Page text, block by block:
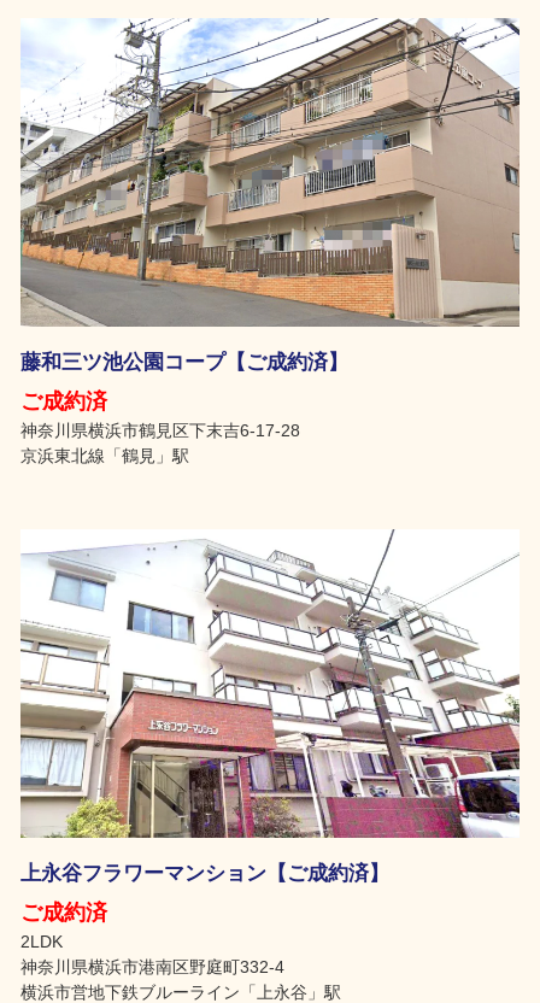
藤和三ツ池公園コープ【ご成約済】
ご成約済
神奈川県横浜市鶴見区下末吉6-17-28
京浜東北線「鶴見」駅
上永谷フラワーマンション【ご成約済】
ご成約済
2LDK
神奈川県横浜市港南区野庭町332-4
横浜市営地下鉄ブルーライン「上永谷」駅